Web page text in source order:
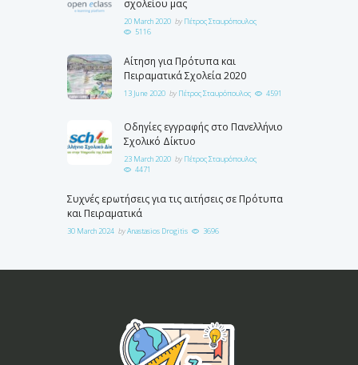
σχολείου μας
20 March 2020 by Πέτρος Σταυρόπουλος
5116
Αίτηση για Πρότυπα και
Πειραματικά Σχολεία 2020
13 June 2020 by Πέτρος Σταυρόπουλος 4591
Οδηγίες εγγραφής στο Πανελλήνιο
Σχολικό Δίκτυο
23 March 2020 by Πέτρος Σταυρόπουλος
4471
Συχνές ερωτήσεις για τις αιτήσεις σε Πρότυπα
και Πειραματικά
30 March 2024 byAnastasios Drogitis 3696